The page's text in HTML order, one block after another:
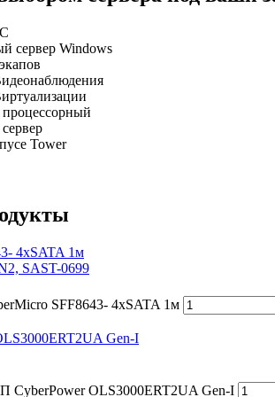
сервер Windows
Tower
4xSATA 1м
SAST-0699
SFF8643- 4xSATA 1м
Gen-I
CyberPower OLS3000ERT2UA Gen-I